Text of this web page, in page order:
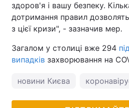
здоров'я і вашу безпеку.
дотримання правил
з цієї кризи", - зазначив мер.
Загалом у столиці вже 294
випадків захворювання на
новини Києва